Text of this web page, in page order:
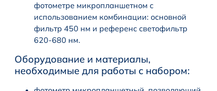
фотометре микропланшетном с
использованием комбинации: основной
фильтр 450 нм и референс светофильтр
620-680 нм.
Оборудование и материалы,
необходимые для работы с набором: